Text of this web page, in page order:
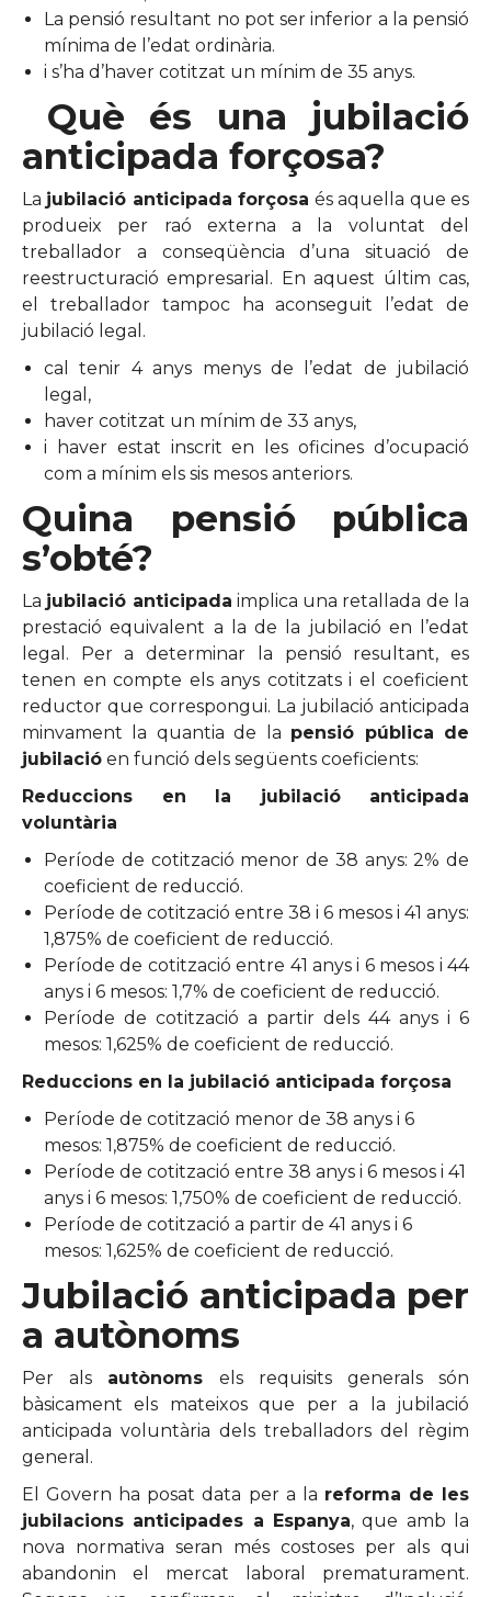
La pensió resultant no pot ser inferior a la pensió
mínima de l’edat ordinària.
i s’ha d’haver cotitzat un mínim de 35 anys.
Què és una jubilació
anticipada forçosa?
La jubilació anticipada forçosa és aquella que es
produeix per raó externa a la voluntat del
treballador a conseqüència d’una situació de
reestructuració empresarial. En aquest últim cas,
el treballador tampoc ha aconseguit l’edat de
jubilació legal.
cal tenir 4 anys menys de l’edat de jubilació
legal,
haver cotitzat un mínim de 33 anys,
i haver estat inscrit en les oficines d’ocupació
com a mínim els sis mesos anteriors.
Quina pensió pública
s’obté?
La jubilació anticipada implica una retallada de la
prestació equivalent a la de la jubilació en l’edat
legal. Per a determinar la pensió resultant, es
tenen en compte els anys cotitzats i el coeficient
reductor que correspongui. La jubilació anticipada
minvament la quantia de la pensió pública de
jubilació en funció dels següents coeficients:
Reduccions en la jubilació anticipada
voluntària
Període de cotització menor de 38 anys: 2% de
coeficient de reducció.
Període de cotització entre 38 i 6 mesos i 41 anys:
1,875% de coeficient de reducció.
Període de cotització entre 41 anys i 6 mesos i 44
anys i 6 mesos: 1,7% de coeficient de reducció.
Període de cotització a partir dels 44 anys i 6
mesos: 1,625% de coeficient de reducció.
Reduccions en la jubilació anticipada forçosa
Període de cotització menor de 38 anys i 6
mesos: 1,875% de coeficient de reducció.
Període de cotització entre 38 anys i 6 mesos i 41
anys i 6 mesos: 1,750% de coeficient de reducció.
Període de cotització a partir de 41 anys i 6
mesos: 1,625% de coeficient de reducció.
Jubilació anticipada per
a autònoms
Per als autònoms els requisits generals són
bàsicament els mateixos que per a la jubilació
anticipada voluntària dels treballadors del règim
general.
El Govern ha posat data per a la reforma de les
jubilacions anticipades a Espanya, que amb la
nova normativa seran més costoses per als qui
abandonin el mercat laboral prematurament.